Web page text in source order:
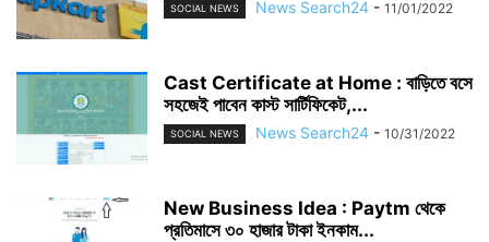
SOCIAL NEWS News Search24 - 11/01/2022
Cast Certificate at Home : বাড়িতে বসে
সহজেই পাবেন কাস্ট সার্টিফিকেট,...
SOCIAL NEWS News Search24 - 10/31/2022
New Business Idea : Paytm থেকে
প্রতিমাসে ৩০ হাজার টাকা ইনকাম...